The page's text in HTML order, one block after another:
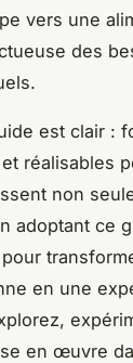
vers une
des
est clair :
réalisables
non
adoptant ce
en une
en œuvre